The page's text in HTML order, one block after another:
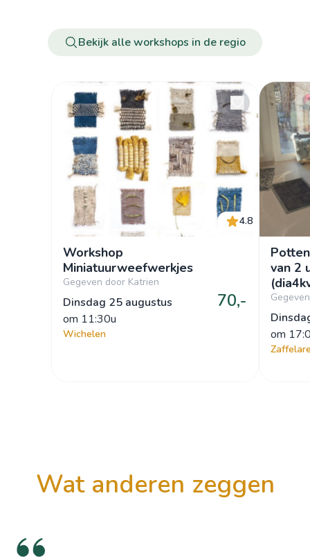
Bekijk alle workshops in de regio
4.8
Workshop
Miniatuurweefwerkjes
Gegeven door Katrien
Dinsdag 25 augustus
om 11:30u
70,-
Wichelen
van 2
om
wat anderen zeggen